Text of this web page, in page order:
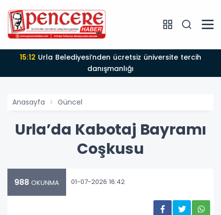
15:12
danışmanlığı
Anasayfa Güncel
Urla’da Kabotaj Bayramı
Coşkusu
988 OKUNMA 01-07-2026 16:42